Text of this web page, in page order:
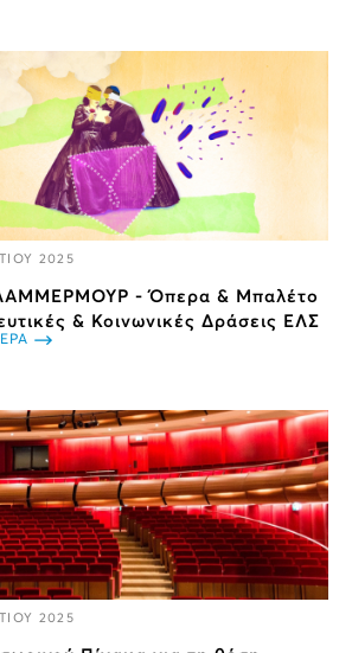
2025
- Όπερα & Μπαλέτο
& Κοινωνικές Δράσεις ΕΛΣ
2025